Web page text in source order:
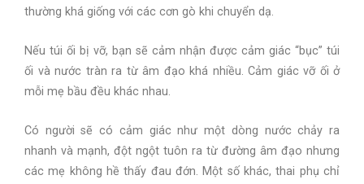
thường khá giống với các cơn gò khi chuyển dạ.
Nếu túi ối bị vỡ, bạn sẽ cảm nhận được cảm giác “bục” túi
ối và nước tràn ra từ âm đạo khá nhiều. Cảm giác vỡ ối ở
mỗi mẹ bầu đều khác nhau.
Có người sẽ có cảm giác như một dòng nước chảy ra
nhanh và mạnh, đột ngột tuôn ra từ đường âm đạo nhưng
các mẹ không hề thấy đau đớn. Một số khác, thai phụ chỉ